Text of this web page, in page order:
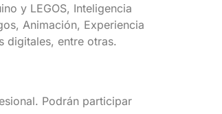
y LEGOS, Inteligencia
Animación, Experiencia
digitales, entre otras.
Podrán participar